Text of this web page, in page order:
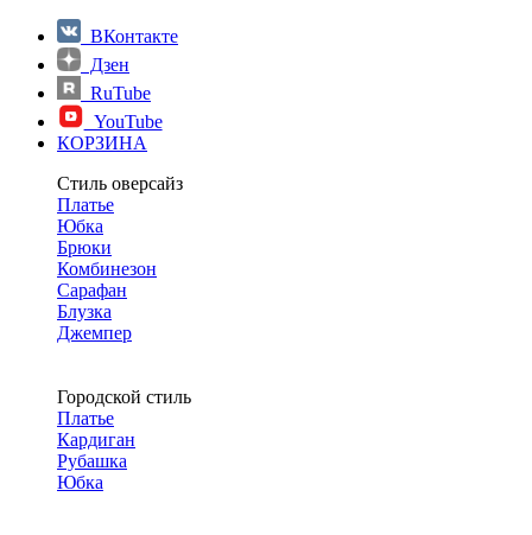
ВКонтакте
Дзен
RuTube
YouTube
КОРЗИНА
Стиль оверсайз
Платье
Юбка
Брюки
Комбинезон
Сарафан
Блузка
Джемпер
Городской стиль
Платье
Кардиган
Рубашка
Юбка